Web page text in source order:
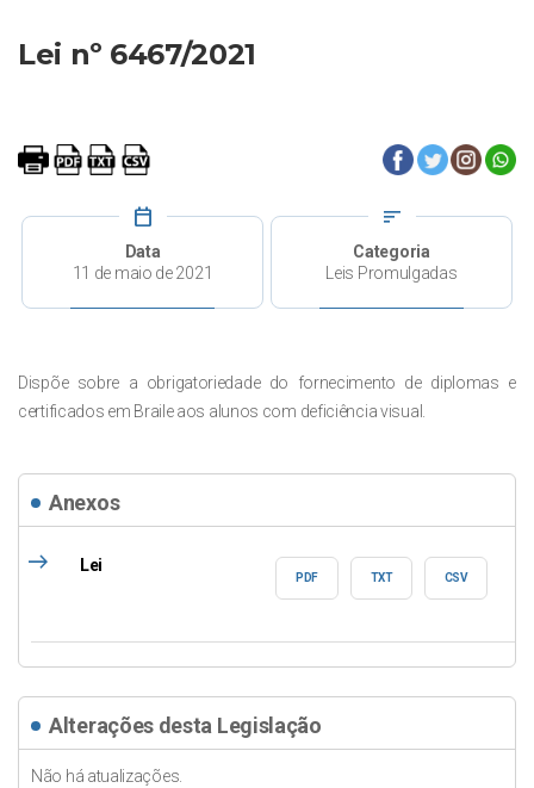
Lei nº 6467/2021
calendar_today
Data
11 de maio de 2021
sort
Categoria
Leis Promulgadas
Dispõe sobre a obrigatoriedade do fornecimento de diplomas e
certificados em Braile aos alunos com deficiência visual.
Anexos
east Lei
PDF TXT CSV
Alterações desta Legislação
Não há atualizações.